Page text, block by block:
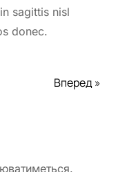
sagittis nisl
donec.
Вперед »